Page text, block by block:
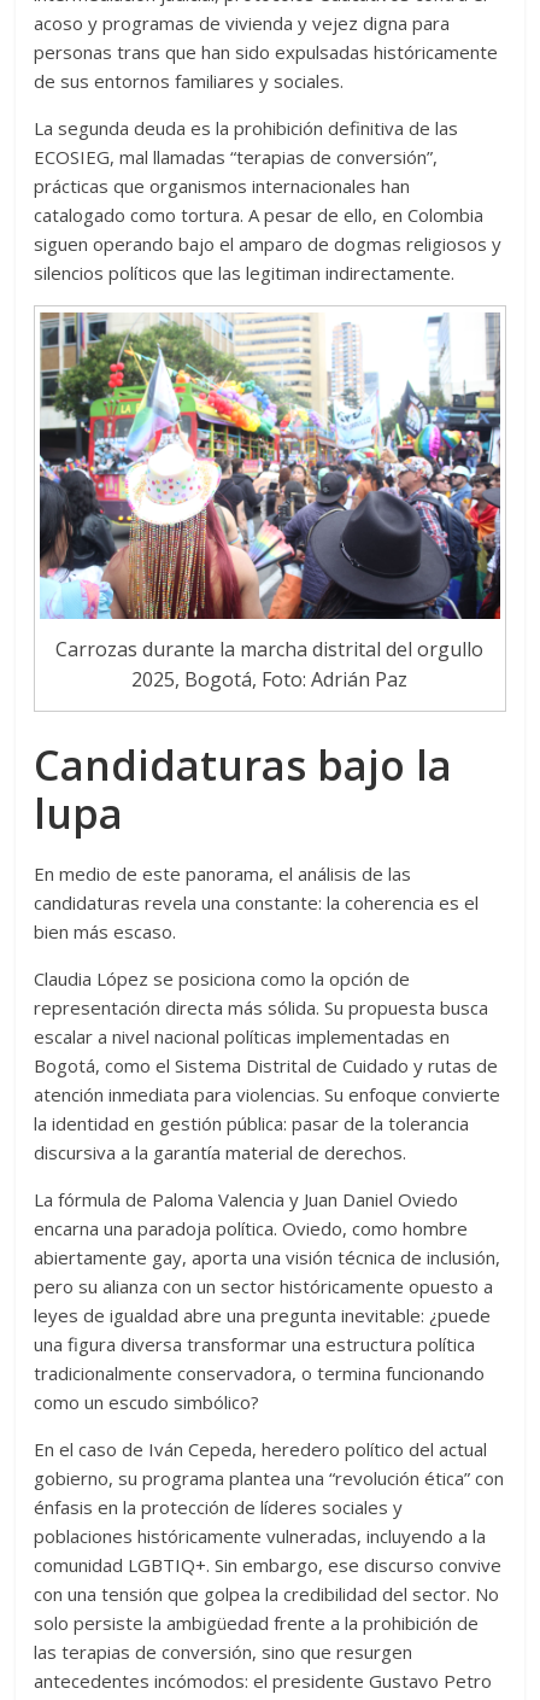
acoso y programas de vivienda y vejez digna para
personas trans que han sido expulsadas históricamente
de sus entornos familiares y sociales.
La segunda deuda es la prohibición definitiva de las
ECOSIEG, mal llamadas “terapias de conversión”,
prácticas que organismos internacionales han
catalogado como tortura. A pesar de ello, en Colombia
siguen operando bajo el amparo de dogmas religiosos y
silencios políticos que las legitiman indirectamente.
Carrozas durante la marcha distrital del orgullo
2025, Bogotá, Foto: Adrián Paz
Candidaturas bajo la
lupa
En medio de este panorama, el análisis de las
candidaturas revela una constante: la coherencia es el
bien más escaso.
Claudia López se posiciona como la opción de
representación directa más sólida. Su propuesta busca
escalar a nivel nacional políticas implementadas en
Bogotá, como el Sistema Distrital de Cuidado y rutas de
atención inmediata para violencias. Su enfoque convierte
la identidad en gestión pública: pasar de la tolerancia
discursiva a la garantía material de derechos.
La fórmula de Paloma Valencia y Juan Daniel Oviedo
encarna una paradoja política. Oviedo, como hombre
abiertamente gay, aporta una visión técnica de inclusión,
pero su alianza con un sector históricamente opuesto a
leyes de igualdad abre una pregunta inevitable: ¿puede
una figura diversa transformar una estructura política
tradicionalmente conservadora, o termina funcionando
como un escudo simbólico?
En el caso de Iván Cepeda, heredero político del actual
gobierno, su programa plantea una “revolución ética” con
énfasis en la protección de líderes sociales y
poblaciones históricamente vulneradas, incluyendo a la
comunidad LGBTIQ+. Sin embargo, ese discurso convive
con una tensión que golpea la credibilidad del sector. No
solo persiste la ambigüedad frente a la prohibición de
las terapias de conversión, sino que resurgen
antecedentes incómodos: el presidenteGustavo Petro